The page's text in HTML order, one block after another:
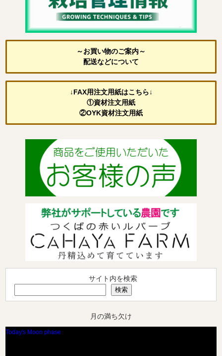
～お買い物のご案内～
配送などについて
↓FAX用注文用紙はこちら↓
①資材注文用紙
②OYK資材注文用紙
サイト内を検索
検索
月の満ち欠け
Today's Moon phase